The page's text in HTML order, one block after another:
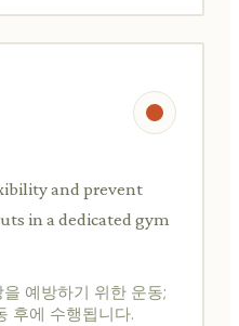
and prevent
in a dedicated gym
예방하기 위한 운동;
후에 수행됩니다.